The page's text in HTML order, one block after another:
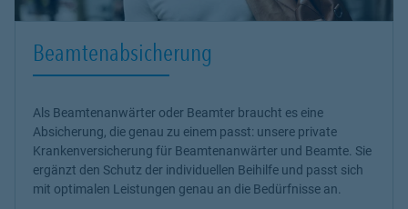
Beamtenabsicherung
Als Beamtenanwärter oder Beamter braucht es eine
Absicherung, die genau zu einem passt: unsere private
Krankenversicherung für Beamtenanwärter und Beamte. Sie
ergänzt den Schutz der individuellen Beihilfe und passt sich
mit optimalen Leistungen genau an die Bedürfnisse an.